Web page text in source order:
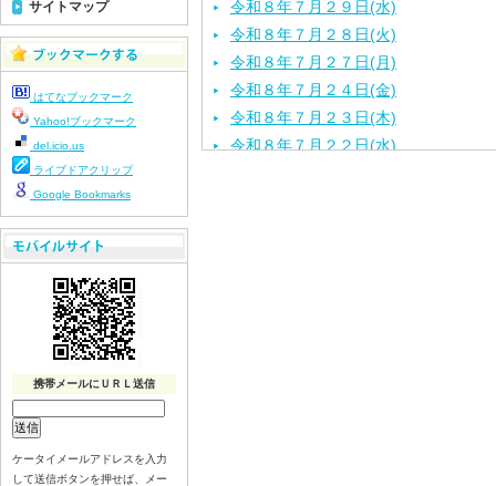
令和８年７月２９日(水)
令和８年７月２８日(火)
令和８年７月２７日(月)
令和８年７月２４日(金)
令和８年７月２３日(木)
令和８年７月２２日(水)
サイトマップ
はてなブックマーク
Yahoo!ブックマーク
del.icio.us
ライブドアクリップ
Google Bookmarks
携帯メールにＵＲＬ送信
ケータイメールアドレスを入力
して送信ボタンを押せば、メー